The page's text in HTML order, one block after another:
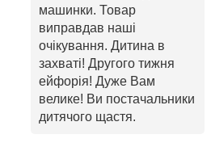
машинки. Товар
виправдав наші
очікування. Дитина в
захваті! Другого тижня
ейфорія! Дуже Вам
велике! Ви постачальники
дитячого щастя.